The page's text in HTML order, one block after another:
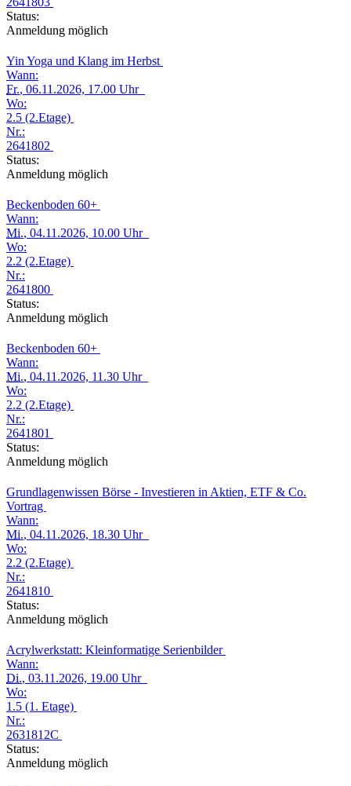
Status:
Anmeldung möglich
Yin Yoga und Klang im Herbst
Wann:
Fr., 06.11.2026, 17.00 Uhr
Wo:
2.5 (2.Etage)
Nr.:
2641802
Status:
Anmeldung möglich
Beckenboden 60+
Wann:
Mi., 04.11.2026, 10.00 Uhr
Wo:
2.2 (2.Etage)
Nr.:
2641800
Status:
Anmeldung möglich
Beckenboden 60+
Wann:
Mi., 04.11.2026, 11.30 Uhr
Wo:
2.2 (2.Etage)
Nr.:
2641801
Status:
Anmeldung möglich
Grundlagenwissen Börse - Investieren in Aktien, ETF & Co.
Vortrag
Wann:
Mi., 04.11.2026, 18.30 Uhr
Wo:
2.2 (2.Etage)
Nr.:
2641810
Status:
Anmeldung möglich
Acrylwerkstatt: Kleinformatige Serienbilder
Wann:
Di., 03.11.2026, 19.00 Uhr
Wo:
1.5 (1. Etage)
Nr.:
2631812C
Status:
Anmeldung möglich